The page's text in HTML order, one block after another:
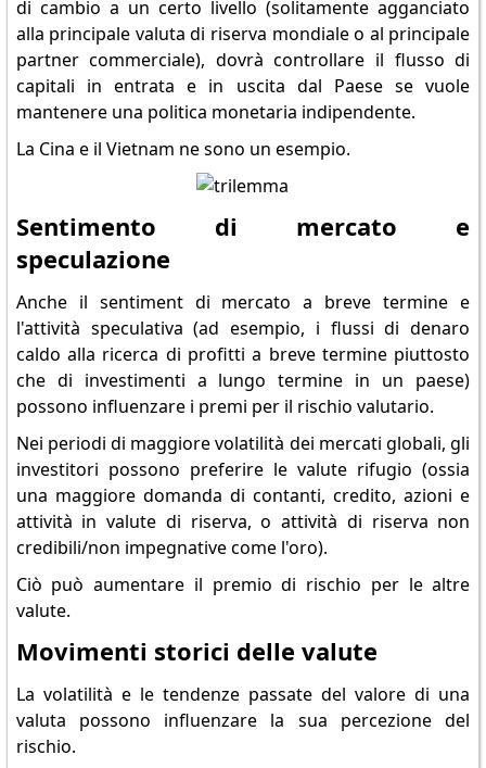
di cambio a un certo livello (solitamente agganciato
alla principale valuta di riserva mondiale o al principale
partner commerciale), dovrà controllare il flusso di
capitali in entrata e in uscita dal Paese se vuole
mantenere una politica monetaria indipendente.
La Cina e il Vietnam ne sono un esempio.
Sentimento di mercato e
speculazione
Anche il sentiment di mercato a breve termine e
l'attività speculativa (ad esempio, i flussi di denaro
caldo alla ricerca di profitti a breve termine piuttosto
che di investimenti a lungo termine in un paese)
possono influenzare i premi per il rischio valutario.
Nei periodi di maggiore volatilità dei mercati globali, gli
investitori possono preferire le valute rifugio (ossia
una maggiore domanda di contanti, credito, azioni e
attività in valute di riserva, o attività di riserva non
credibili/non impegnative come l'oro).
Ciò può aumentare il premio di rischio per le altre
valute.
Movimenti storici delle valute
La volatilità e le tendenze passate del valore di una
valuta possono influenzare la sua percezione del
rischio.